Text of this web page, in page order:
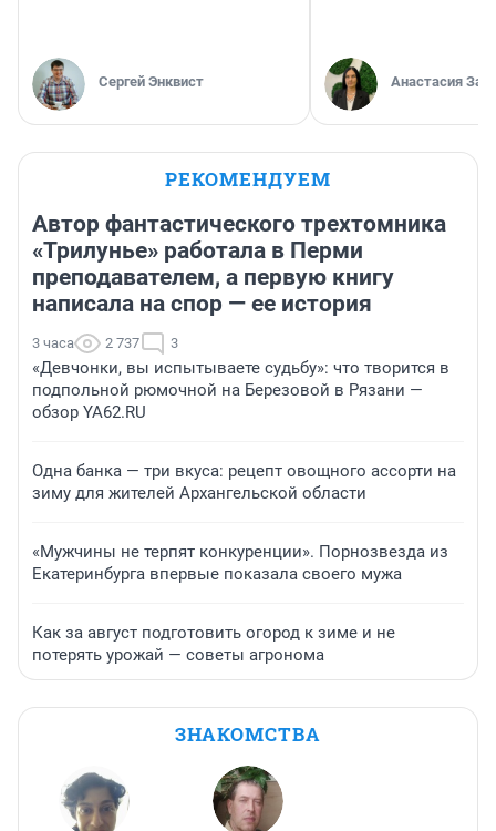
Сергей Энквист Анастасия
РЕКОМЕНДУЕМ
Автор фантастического трехтомника
«Трилунье» работала в Перми
преподавателем, а первую книгу
написала на спор — ее история
3 часа 2 737 3
«Девчонки, вы испытываете судьбу»: что творится в
подпольной рюмочной на Березовой в Рязани —
обзор YA62.RU
Одна банка — три вкуса: рецепт овощного ассорти на
зиму для жителей Архангельской области
«Мужчины не терпят конкуренции». Порнозвезда из
Екатеринбурга впервые показала своего мужа
Как за август подготовить огород к зиме и не
потерять урожай — советы агронома
ЗНАКОМСТВА